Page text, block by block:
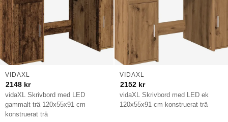
vidaXL Skrivbord med LED
gammalt trä 120x55x91 cm
konstruerat trä
VIDAXL
2148 kr
vidaXL Skrivbord med LED ek
120x55x91 cm konstruerat trä
VIDAXL
2152 kr